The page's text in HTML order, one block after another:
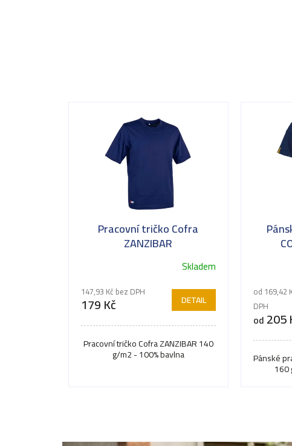
Pracovní tričko Cofra
ZANZIBAR
Skladem
147,93 Kč bez DPH
179 Kč DETAIL
Pracovní tričko Cofra ZANZIBAR 140
g/m2 - 100% bavlna
od 169,42
DPH
od 205
Pánské
160